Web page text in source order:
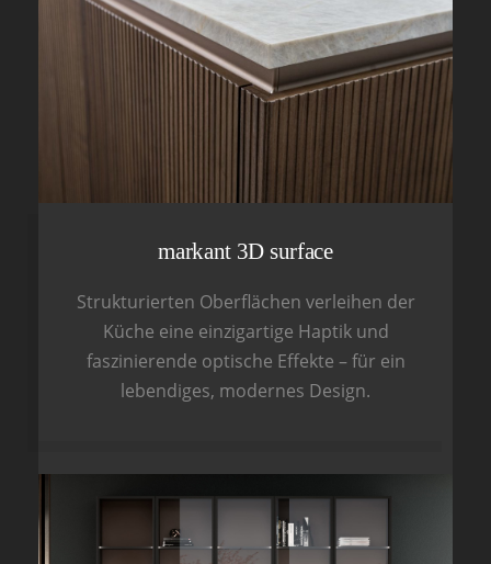
markant 3D surface
Strukturierten Oberflächen verleihen der
Küche eine einzigartige Haptik und
faszinierende optische Effekte – für ein
lebendiges, modernes Design.